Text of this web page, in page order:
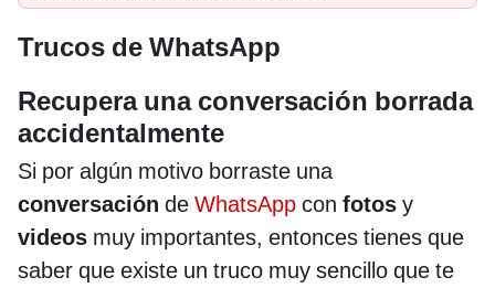
Trucos de WhatsApp
Recupera una conversación borrada
accidentalmente
Si por algún motivo borraste una
conversación de WhatsApp con fotos y
videos muy importantes, entonces tienes que
saber que existe un truco muy sencillo que te